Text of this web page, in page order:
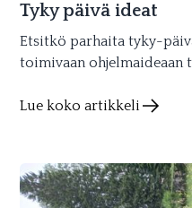
Tyky päivä ideat
Etsitkö parhaita tyky-
toimivaan ohjelmaideaan
Lue koko artikkeli